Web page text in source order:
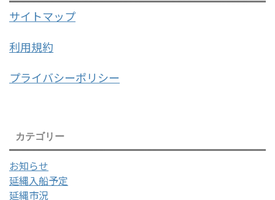
サイトマップ
利用規約
プライバシーポリシー
カテゴリー
お知らせ
延縄入船予定
延縄市況